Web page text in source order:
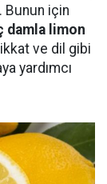
Bunun için
damla limon
ve dil gibi
yardımcı